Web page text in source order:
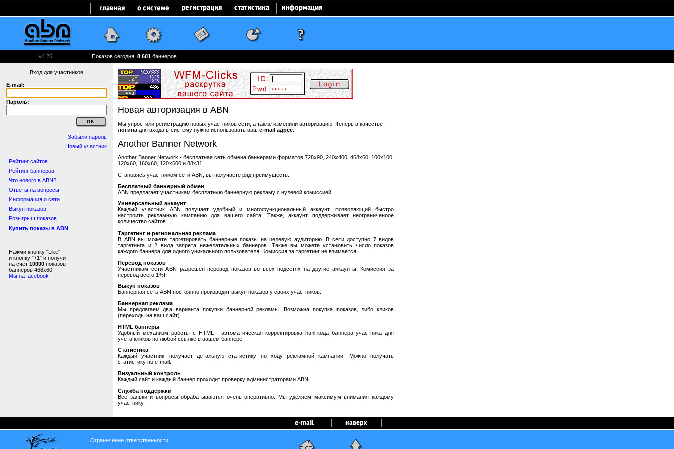
v4.25 Показов сегодня: 8 601 баннеров
Вход для участников
E-mail:
Пароль:
Забыли пароль
Новый участник
Рейтинг сайтов
Рейтинг баннеров
Что нового в ABN?
Ответы на вопросы
Информация о сети
Выкуп показов
Розыгрыш показов
Купить показы в ABN
Нажми кнопку "Like"
и кнопку "+1" и получи
на счет 10000 показов
баннеров 468x60!
Мы на facebook
Новая авторизация в ABN
Мы упростили регистрацию новых участников сети, а также изменили авторизацию. Теперь в качестве
логина для входа в систему нужно использовать ваш e-mail адрес
Another Banner Network
Another Banner Network - бесплатная сеть обмена баннерами форматов 728x90, 240x400, 468x60, 100x100,
120x60, 160x60, 120x600 и 88x31.
Становясь участником сети ABN, вы получаете ряд преимуществ:
Бесплатный баннерный обмен
ABN предлагает участникам бесплатную баннерную рекламу с нулевой комиссией.
Универсальный аккаунт
Каждый участник ABN получает удобный и многофункциональный аккаунт, позволяющий быстро
настроить рекламную кампанию для вашего сайта. Также, аккаунт поддерживает неограниченоое
количество сайтов.
Таргетинг и региональная реклама
В ABN вы можете таргетировать баннерные показы на целевую аудиторию. В сети доступно 7 видов
таргетинга и 2 вида запрета нежелательных баннеров. Также вы можете установить число показов
каждого баннера для одного уникального пользователя. Комиссия за таргетинг не взимается.
Перевод показов
Участникам сети ABN разрешен перевод показов во всех подсетях на другие аккаунты. Комиссия за
перевод всего 1%!
Выкуп показов
Баннерная сеть ABN постоянно производит выкуп показов у своих участников.
Баннерная реклама
Мы предлагаем два варианта покупки баннерной рекламы. Возможна покупка показов, либо кликов
(переходы на ваш сайт).
HTML баннеры
Удобный механизм работы с HTML - автоматическая корректировка html-кода баннера участника для
учета кликов по любой ссылке в вашем баннере.
Статистика
Каждый участник получает детальную статистику по ходу рекламной кампании. Можно получать
статистику по e-mail.
Визуальный контроль
Каждый сайт и каждый баннер проходит проверку администраторами ABN.
Служба поддержки
Все заявки и вопросы обрабатываются очень оперативно. Мы уделяем максимум внимания каждому
участнику.
Ограничение ответственности